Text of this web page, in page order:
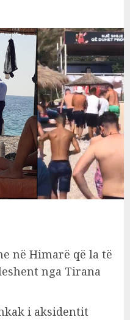
në Himarë që la të
nga Tirana
i aksidentit